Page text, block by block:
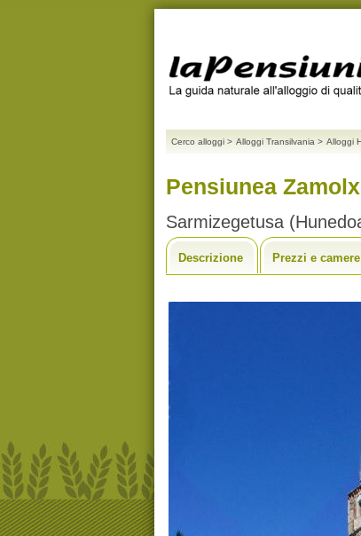
Cerco alloggi > Alloggi Transilvania > Alloggi
Pensiunea
Sarmizegetusa
Descrizione Prezzi e camere